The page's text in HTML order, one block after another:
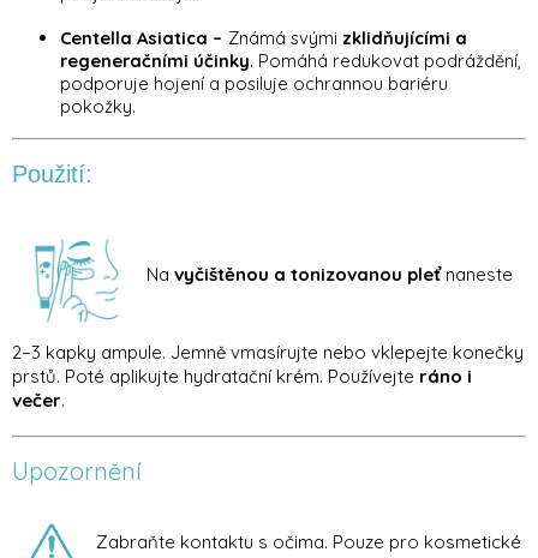
Centella Asiatica – Známá svými zklidňujícími a
regeneračními účinky. Pomáhá redukovat podráždění,
podporuje hojení a posiluje ochrannou bariéru
pokožky.
Použití:
Na vyčištěnou a tonizovanou pleťnaneste
2–3 kapky ampule. Jemně vmasírujte nebo vklepejte konečky
prstů. Poté aplikujte hydratační krém. Používejte ráno i
večer.
Upozornění
Zabraňte kontaktu s očima. Pouze pro kosmetické